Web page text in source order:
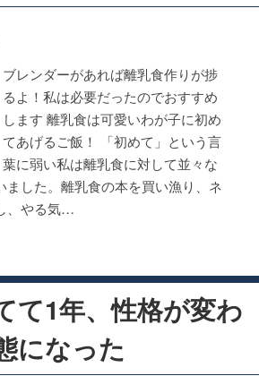
ブレンダーがあれば離乳食作りが捗
るよ！私は必要だったのでおすすめ
します 離乳食は可愛いわが子に初め
てあげるご飯！ 「初めて」という言
葉に弱い私は離乳食に対して並々な
ました。離乳食の本を買い漁り、ネ
、やる気…
て1年、性格が変わ
になった